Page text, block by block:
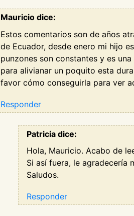
Mauricio dice:
Estos comentarios son de años
de Ecuador, desde enero mi hijo
punzones son constantes y es
para alivianar un poquito esta
favor cómo conseguirla para ver
Responder
Patricia dice:
Hola, Mauricio. Acabo de
Si así fuera, le agradecería
Saludos.
Responder